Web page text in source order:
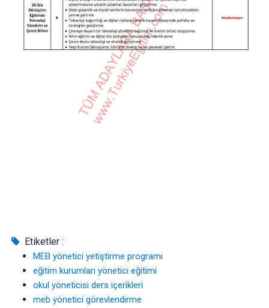
Etiketler :
MEB yönetici yetiştirme programı
eğitim kurumları yönetici eğitimi
okul yöneticisi ders içerikleri
meb yönetici görevlendirme